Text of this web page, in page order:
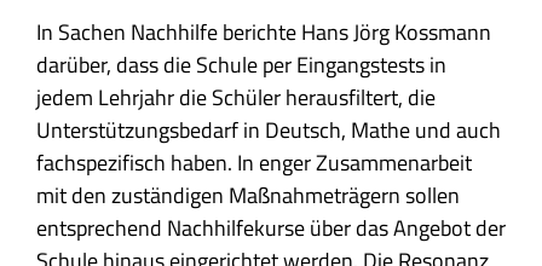
In Sachen Nachhilfe berichte Hans Jörg Kossmann
darüber, dass die Schule per Eingangstests in
jedem Lehrjahr die Schüler herausfiltert, die
Unterstützungsbedarf in Deutsch, Mathe und auch
fachspezifisch haben. In enger Zusammenarbeit
mit den zuständigen Maßnahmeträgern sollen
entsprechend Nachhilfekurse über das Angebot der